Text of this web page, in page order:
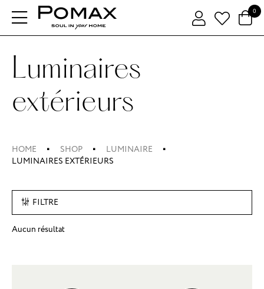
0
Luminaires
extérieurs
HOME SHOP
LUMINAIRE
LUMINAIRES EXTÉRIEURS
FILTRE
Aucun résultat